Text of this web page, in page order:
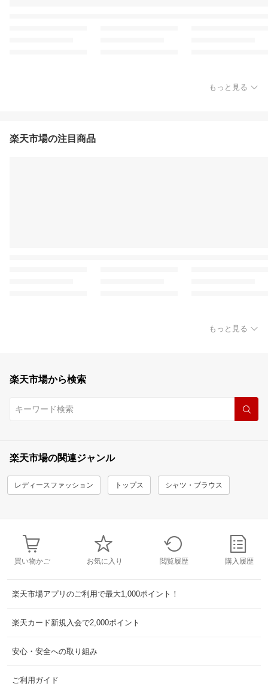
もっと見る
楽天市場の注目商品
もっと見る
楽天市場から検索
楽天市場の関連ジャンル
レディースファッション トップス シャツ・ブラウス
買い物かご お気に入り 閲覧履歴 購入履歴
楽天市場アプリのご利用で最大1,000ポイント！
楽天カード新規入会で2,000ポイント
安心・安全への取り組み
ご利用ガイド